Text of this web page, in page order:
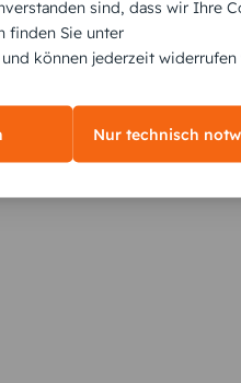
AUCH
sind, dass wir Ihre
finden Sie unter
können jederzeit widerrufen
Nur technisch